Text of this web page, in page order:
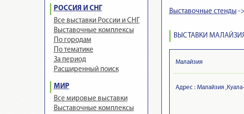
РОССИЯ И СНГ
Все выставки России и СНГ
Выставочные комплексы
По городам
По тематике
За период
Расширенный поиск
МИР
Все мировые выставки
Выставочные комплексы
Выставочные стенды ->
ВЫСТАВКИ
Малайзия
Адрес : Малайзия